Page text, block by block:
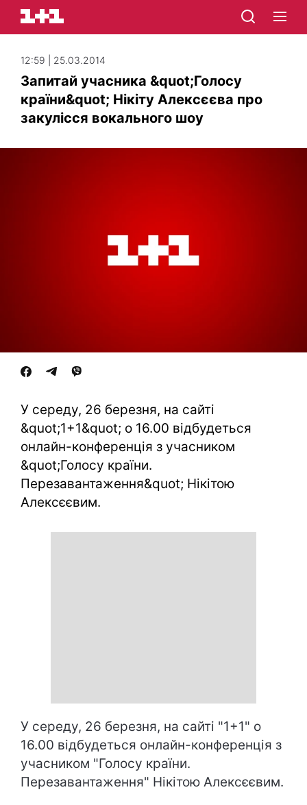
12:59 | 25.03.2014
Запитай учасника &quot;Голосу
країни&quot; Нікіту Алексєєва про
закулісся вокального шоу
У середу, 26 березня, на сайті
&quot;1+1&quot; о 16.00 відбудеться
онлайн-конференція з учасником
&quot;Голосу країни.
Перезавантаження&quot; Нікітою
Алексєєвим.
У середу, 26 березня, на сайті "1+1" о
16.00 відбудеться онлайн-конференція з
учасником "Голосу країни.
Перезавантаження" Нікітою Алексєєвим.